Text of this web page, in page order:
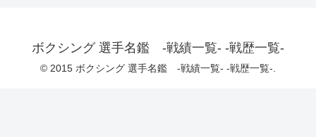
ボクシング 選手名鑑 -戦績一覧- -戦歴一覧-
© 2015 ボクシング 選手名鑑 -戦績一覧- -戦歴一覧-.